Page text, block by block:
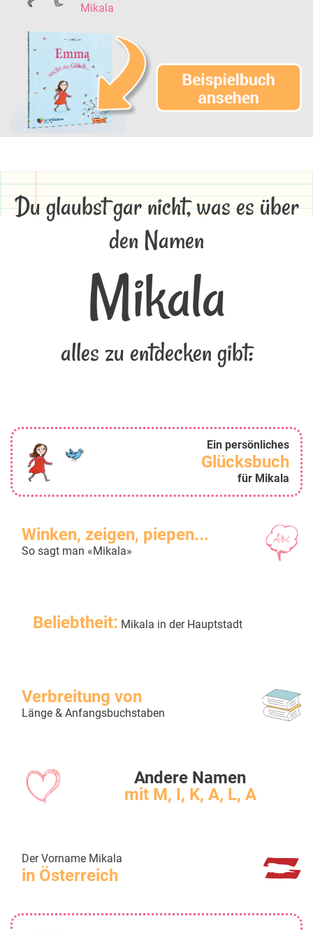
Mikala
Du glaubst gar nicht, was es über
den Namen
Mikala
alles zu entdecken gibt:
Ein persönliches
Glücksbuch
für Mikala
Winken, zeigen, piepen...
So sagt man «Mikala»
Beliebtheit: Mikala in der Hauptstadt
Verbreitung von
Länge & Anfangsbuchstaben
Andere Namen
mit M, I, K, A, L, A
Der Vorname Mikala
in Österreich